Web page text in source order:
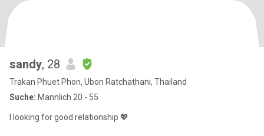
sandy, 28
Trakan Phuet Phon, Ubon Ratchathani, Thailand
Suche: Männlich 20 - 55
I looking for good relationship 💖